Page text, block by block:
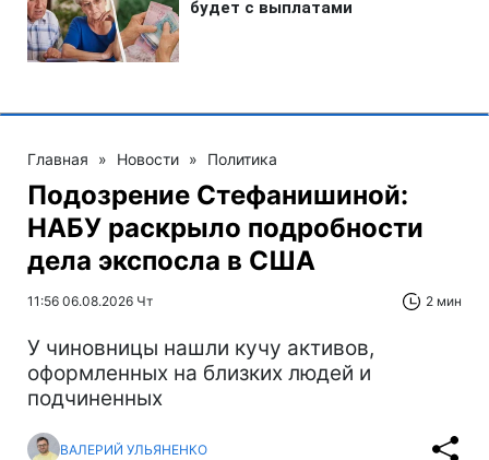
Главная » Новости » Политика
Подозрение Стефанишиной:
НАБУ раскрыло подробности
дела экспосла в США
11:56 06.08.2026 Чт 2 мин
У чиновницы нашли кучу активов,
оформленных на близких людей и
подчиненных
ВАЛЕРИЙ УЛЬЯНЕНКО